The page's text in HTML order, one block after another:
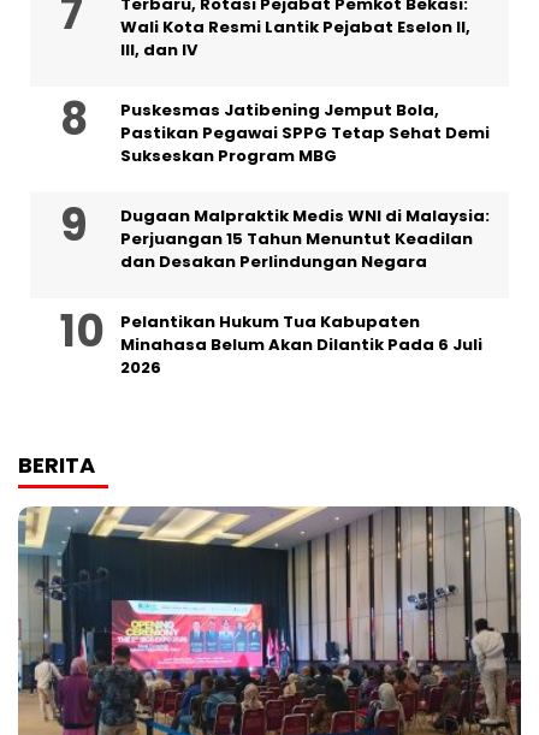
‎Terbaru, Rotasi Pejabat Pemkot Bekasi:
Wali Kota Resmi Lantik Pejabat Eselon II,
III, dan IV ‎
Puskesmas Jatibening Jemput Bola,
Pastikan Pegawai SPPG Tetap Sehat Demi
Sukseskan Program MBG
‎Dugaan Malpraktik Medis WNI di Malaysia:
Perjuangan 15 Tahun Menuntut Keadilan
dan Desakan Perlindungan Negara
Pelantikan Hukum Tua Kabupaten
Minahasa Belum Akan Dilantik Pada 6 Juli
2026
BERITA